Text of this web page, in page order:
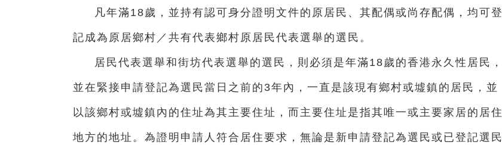
凡年滿18歲，並持有認可身分證明文件的原居民、其配偶或尚存配偶，均可登
記成為原居鄉村／共有代表鄉村原居民代表選舉的選民。
居民代表選舉和街坊代表選舉的選民，則必須是年滿18歲的香港永久性居民，
並在緊接申請登記為選民當日之前的3年內，一直是該現有鄉村或墟鎮的居民，並
以該鄉村或墟鎮內的住址為其主要住址，而主要住址是指其唯一或主要家居的居住
地方的地址。為證明申請人符合居住要求，無論是新申請登記為選民或已登記選民